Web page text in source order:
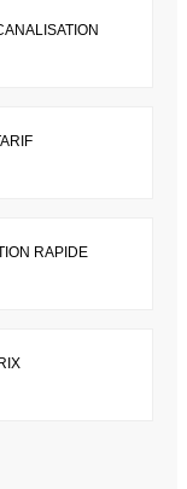
RAPIDE